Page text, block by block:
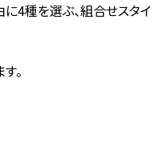
4種を選ぶ、組合せスタイ
。